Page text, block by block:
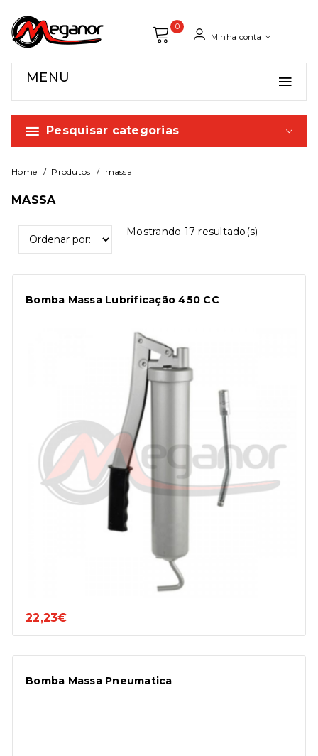
0
Minha conta
MENU
Pesquisar categorias
Home Produtos massa
MASSA
Mostrando 17 resultado(s)
Bomba Massa Lubrificação 450 CC
22,23€
Bomba Massa Pneumatica